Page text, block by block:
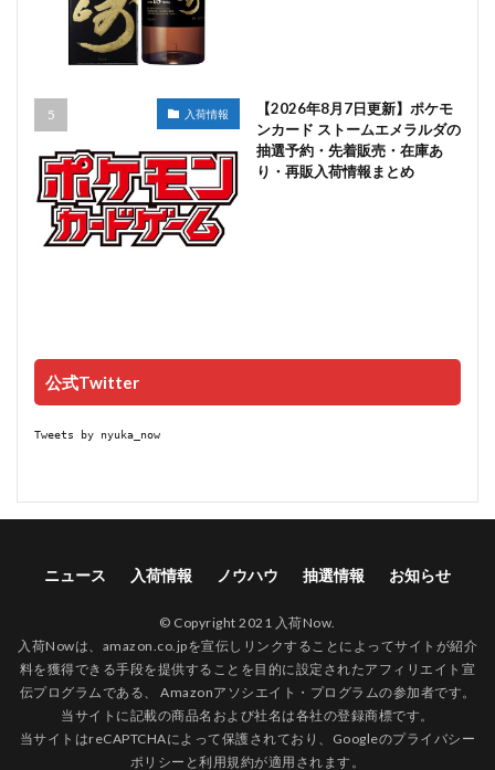
入荷情報
【2026年8月7日更新】ポケモ
ンカード ストームエメラルダの
抽選予約・先着販売・在庫あ
り・再販入荷情報まとめ
公式Twitter
Tweets by nyuka_now
ニュース 入荷情報 ノウハウ 抽選情報 お知らせ
© Copyright 2021 入荷Now.
入荷Nowは、amazon.co.jpを宣伝しリンクすることによってサイトが紹介
料を獲得できる手段を提供することを目的に設定されたアフィリエイト宣
伝プログラムである、 Amazonアソシエイト・プログラムの参加者です。
当サイトに記載の商品名および社名は各社の登録商標です。
当サイトはreCAPTCHAによって保護されており、Googleのプライバシー
ポリシー と利用規約が適用されます。